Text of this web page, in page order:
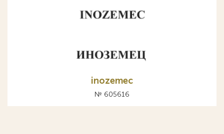
inozemec
№ 605616